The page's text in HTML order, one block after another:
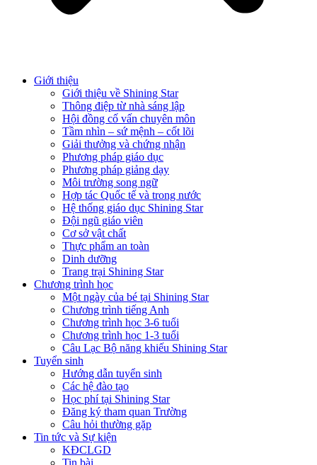
Giới thiệu
Giới thiệu về Shining Star
Thông điệp từ nhà sáng lập
Hội đồng cố vấn chuyên môn
Tầm nhìn – sứ mệnh – cốt lõi
Giải thưởng và chứng nhận
Phương pháp giáo dục
Phương pháp giảng dạy
Môi trường song ngữ
Hợp tác Quốc tế và trong nước
Hệ thống giáo dục Shining Star
Đội ngũ giáo viên
Cơ sở vật chất
Thực phẩm an toàn
Dinh dưỡng
Trang trại Shining Star
Chương trình học
Một ngày của bé tại Shining Star
Chương trình tiếng Anh
Chương trình học 3-6 tuổi
Chương trình học 1-3 tuổi
Câu Lạc Bộ năng khiếu Shining Star
Tuyển sinh
Hướng dẫn tuyển sinh
Các hệ đào tạo
Học phí tại Shining Star
Đăng ký tham quan Trường
Câu hỏi thường gặp
Tin tức và Sự kiện
KĐCLGD
Tin bài